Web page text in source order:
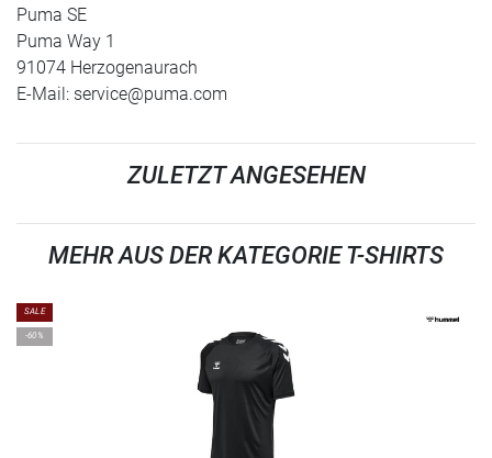
Puma SE
Puma Way 1
91074 Herzogenaurach
E-Mail: service@puma.com
ZULETZT ANGESEHEN
MEHR AUS DER KATEGORIE T-SHIRTS
SALE
-60%